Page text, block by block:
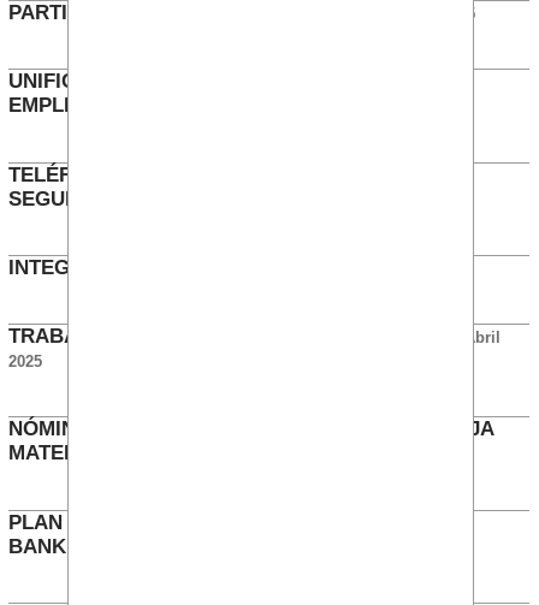
PARTICIPACIÓN BENEFICIOS XXII CCB Julio 2025
UNIFICACIÓN DE TIPO FIJO EN HIPOTECA DE
EMPLEADO
TELÉFONO PATICULAR EN NORMATIVA DE
SEGURIDAD
INTEGRACIÓN EVO
TRABAJO FUERA HORARIO 8700, 7007 Y 0942
Abril
2025
NÓMINAS NEGATIVAS EN SITUACIONES DE BAJA
MATERNAL/PATERNAL
PLAN DE PENSIONES (ANTIGÜEDAD 2 AÑOS) -
BANKINTER Y ADECCO